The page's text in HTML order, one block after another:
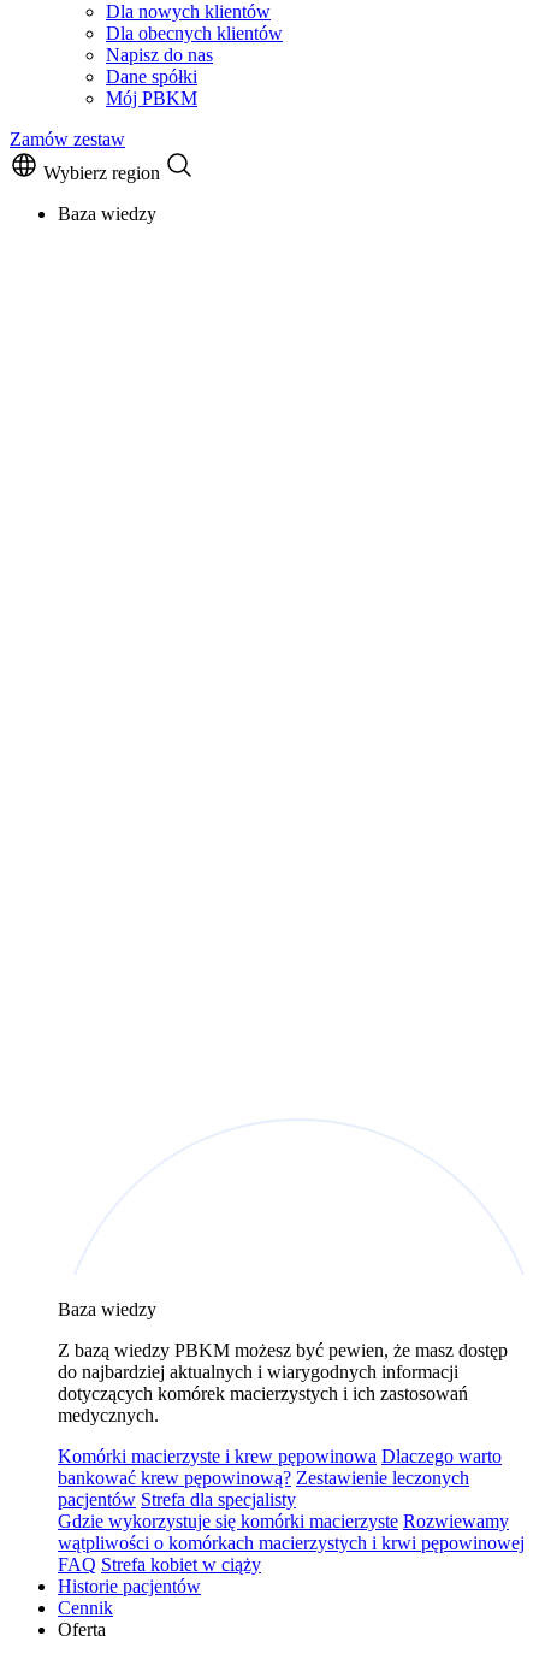
Dla nowych klientów
Dla obecnych klientów
Napisz do nas
Dane spółki
Mój PBKM
Zamów zestaw
Wybierz region
Baza wiedzy
Baza wiedzy
Z bazą wiedzy PBKM możesz być pewien, że masz dostęp
do najbardziej aktualnych i wiarygodnych informacji
dotyczących komórek macierzystych i ich zastosowań
medycznych.
Komórki macierzyste i krew pępowinowa Dlaczego warto
bankować krew pępowinową? Zestawienie leczonych
pacjentów Strefa dla specjalisty
Gdzie wykorzystuje się komórki macierzyste Rozwiewamy
wątpliwości o komórkach macierzystych i krwi pępowinowej
FAQ Strefa kobiet w ciąży
Historie pacjentów
Cennik
Oferta